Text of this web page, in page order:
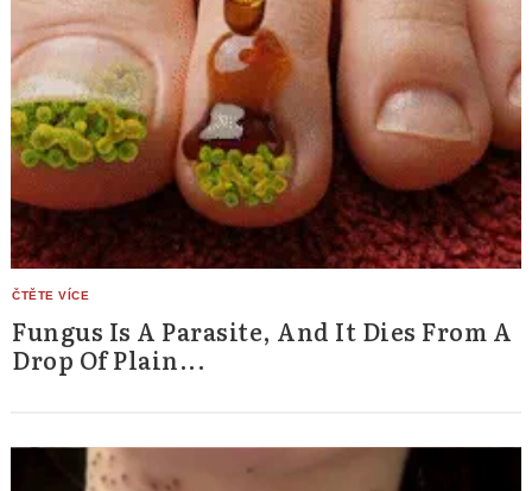
Fungus Is A Parasite, And It Dies From A
Drop Of Plain...